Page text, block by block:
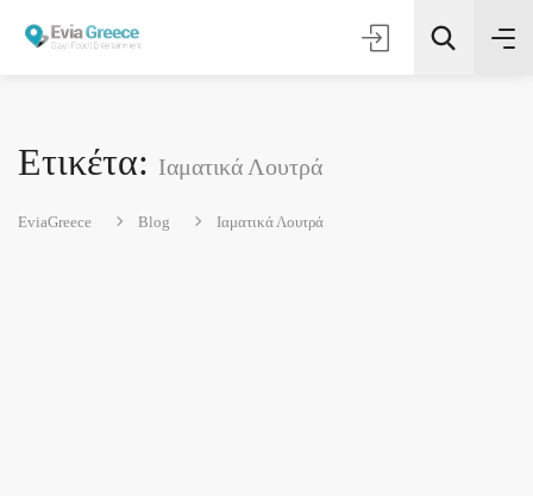
Τοποθεσία
Ετικέτα: Ιαματικά Λουτρά
EviaGreece Blog Ιαματικά Λουτρά